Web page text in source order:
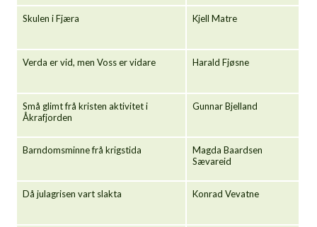
Skulen i Fjæra
Verda er vid, men Voss er vidare
Små glimt frå kristen aktivitet i
Åkrafjorden
Barndomsminne frå krigstida
Då julagrisen vart slakta
Kjell Matre
Harald Fjøsne
Gunnar Bjelland
Magda Baardsen
Sævareid
Konrad Vevatne